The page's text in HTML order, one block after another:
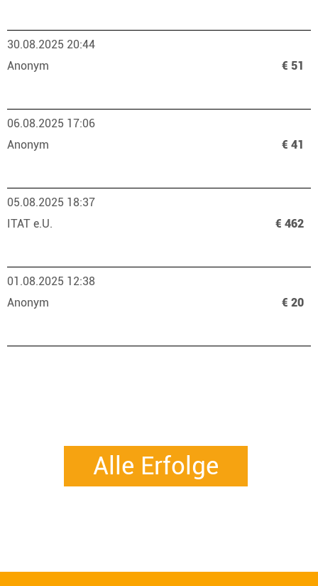
30.08.2025 20:44
Anonym
€ 51
06.08.2025 17:06
Anonym
€ 41
05.08.2025 18:37
ITAT e.U.
€ 462
01.08.2025 12:38
Anonym
€ 20
Alle Erfolge